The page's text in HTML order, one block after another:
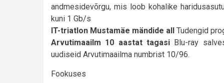
andmesidevõrgu, mis loob kohalike
kuni 1 Gb/s
IT-triatlon Mustamäe mändide all Tudengid
Arvutimaailm 10 aastat tagasi Blu-ray
uudiseid Arvutimaailma numbrist 10/96.
Fookuses